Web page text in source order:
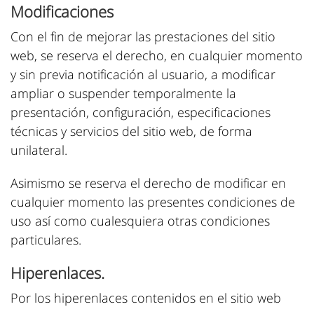
Modificaciones
Con el fin de mejorar las prestaciones del sitio
web, se reserva el derecho, en cualquier momento
y sin previa notificación al usuario, a modificar
ampliar o suspender temporalmente la
presentación, configuración, especificaciones
técnicas y servicios del sitio web, de forma
unilateral.
Asimismo se reserva el derecho de modificar en
cualquier momento las presentes condiciones de
uso así como cualesquiera otras condiciones
particulares.
Hiperenlaces.
Por los hiperenlaces contenidos en el sitio web